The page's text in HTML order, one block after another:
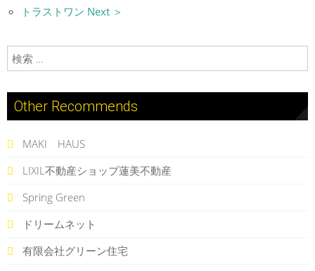
トラストワン Next ＞
検索:
Other Recommends
MAKI HAUS
LIXIL不動産ショップ蓮美不動産
Spring Green
ドリームネット
有限会社グリーン住宅